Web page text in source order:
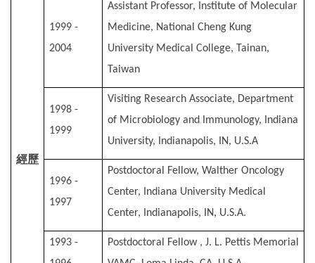
經歷
1999 -
2004
Assistant Professor, Institute of Molecular
Medicine, National Cheng Kung
University Medical College, Tainan,
Taiwan
1998 -
1999
Visiting Research Associate, Department
of Microbiology and Immunology, Indiana
University, Indianapolis, IN, U.S.A
1996 -
1997
Postdoctoral Fellow, Walther Oncology
Center, Indiana University Medical
Center, Indianapolis, IN, U.S.A.
1993 -
Postdoctoral Fellow , J. L. Pettis Memorial